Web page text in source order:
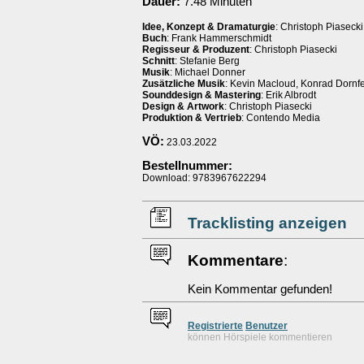
Idee, Konzept & Dramaturgie: Christoph Piasecki
Buch: Frank Hammerschmidt
Regisseur & Produzent: Christoph Piasecki
Schnitt: Stefanie Berg
Musik: Michael Donner
Zusätzliche Musik: Kevin Macloud, Konrad
Sounddesign & Mastering: Erik Albrodt
Design & Artwork: Christoph Piasecki
Produktion & Vertrieb: Contendo Media
VÖ: 23.03.2022
Bestellnummer:
Download: 9783967622294
Tracklisting anzeigen
Kommentare:
Kein Kommentar gefunden!
Registrierte Benutzer
können Hörspiele kommentieren